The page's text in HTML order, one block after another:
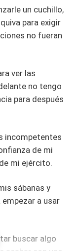
un cuchillo,
para exigir
no fueran
ver las
no tengo
para después
incompetentes
de mi
mi ejército.
sábanas y
a usar
buscar algo